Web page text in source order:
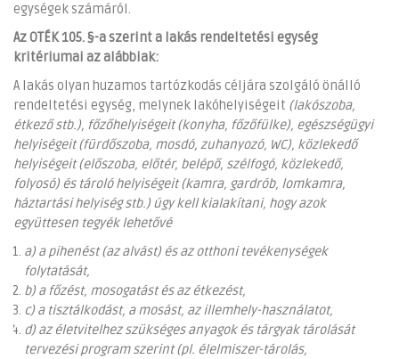
egységek számáról.
Az OTÉK 105. §-a szerint a lakás rendeltetési egység
kritériumai az alábbiak:
A lakás olyan huzamos tartózkodás céljára szolgáló önálló
rendeltetési egység, melynek lakóhelyiségeit (lakószoba,
étkező stb.), főzőhelyiségeit (konyha, főzőfülke), egészségügyi
helyiségeit (fürdőszoba, mosdó, zuhanyozó, WC), közlekedő
helyiségeit (előszoba, előtér, belépő, szélfogó, közlekedő,
folyosó) és tároló helyiségeit (kamra, gardrób, lomkamra,
háztartási helyiség stb.) úgy kell kialakítani, hogy azok
együttesen tegyék lehetővé
a) a pihenést (az alvást) és az otthoni tevékenységek
folytatását,
b) a főzést, mosogatást és az étkezést,
c) a tisztálkodást, a mosást, az illemhely-használatot,
d) az életvitelhez szükséges anyagok és tárgyak tárolását
tervezési program szerint (pl. élelmiszer-tárolás,